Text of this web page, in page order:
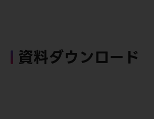
資料ダウンロード